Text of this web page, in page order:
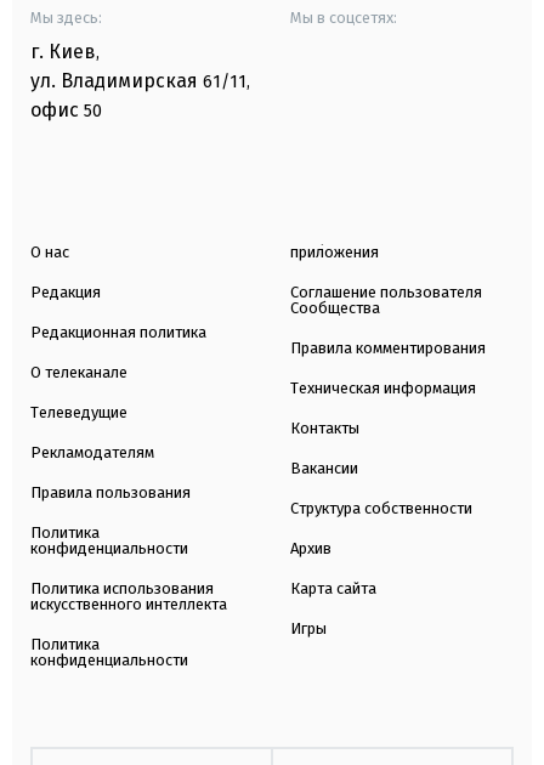
Мы здесь:
г. Киев,
ул. Владимирская 61/11,
офис 50
Мы в соцсетях:
О нас
Редакция
Редакционная политика
О телеканале
Телеведущие
Рекламодателям
Правила пользования
Политика
конфиденциальности
Политика использования
искусственного интеллекта
Политика
конфиденциальности
приложения
Соглашение пользователя
Сообщества
Правила комментирования
Техническая информация
Контакты
Вакансии
Структура собственности
Архив
Карта сайта
Игры